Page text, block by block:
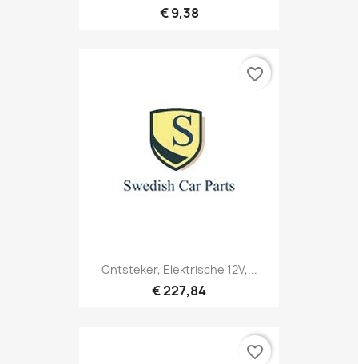
€ 9,38
Ontsteker, Elektrische 12V,...
€ 227,84
favorite_border
favorite_border